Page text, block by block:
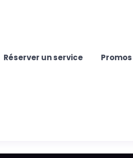
Réserver un service Promos